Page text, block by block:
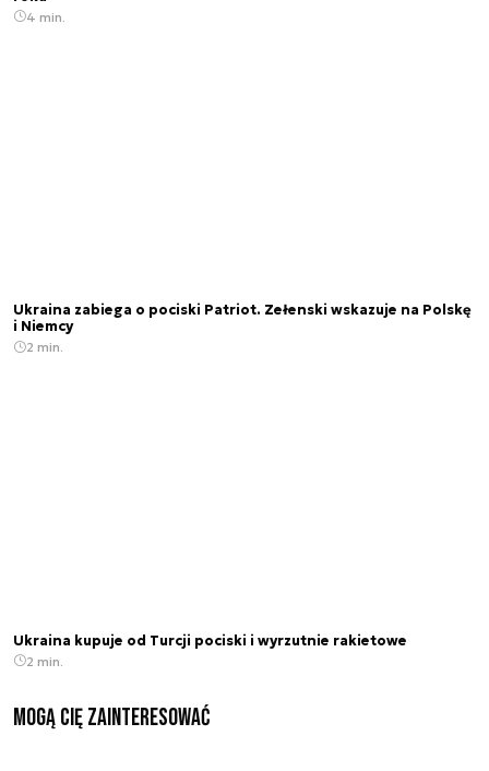
4 min.
Ukraina zabiega o pociski Patriot. Zełenski wskazuje na Polskę
i Niemcy
2 min.
Ukraina kupuje od Turcji pociski i wyrzutnie rakietowe
2 min.
Mogą Cię zainteresować